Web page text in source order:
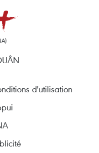
d'utilisation